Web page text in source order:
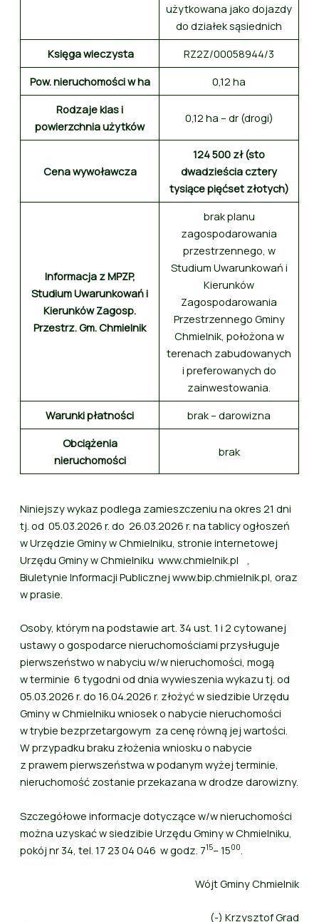
użytkowana jako dojazdy
do działek sąsiednich
Księga wieczysta
RZ2Z/00058944/3
Pow. nieruchomości w ha
0,12 ha
Rodzaje klas i
powierzchnia użytków
0,12 ha – dr (drogi)
Cena wywoławcza
124 500 zł (sto
dwadzieścia cztery
tysiące pięćset złotych)
Informacja z MPZP,
Studium Uwarunkowań i
Kierunków Zagosp.
Przestrz. Gm. Chmielnik
brak planu
zagospodarowania
przestrzennego, w
Studium Uwarunkowań i
Kierunków
Zagospodarowania
Przestrzennego Gminy
Chmielnik, położona w
terenach zabudowanych
i preferowanych do
zainwestowania.
Warunki płatności
brak – darowizna
Obciążenia
nieruchomości
brak
Niniejszy wykaz podlega zamieszczeniu na okres 21 dni
tj. od 05.03.2026 r. do 26.03.2026 r. na tablicy ogłoszeń
w Urzędzie Gminy w Chmielniku, stronie internetowej
Urzędu Gminy w Chmielniku www.chmielnik.pl ,
Biuletynie Informacji Publicznej www.bip.chmielnik.pl, oraz
w prasie.
Osoby, którym na podstawie art. 34 ust. 1 i 2 cytowanej
ustawy o gospodarce nieruchomościami przysługuje
pierwszeństwo w nabyciu w/w nieruchomości, mogą
w terminie 6 tygodni od dnia wywieszenia wykazu tj. od
05.03.2026 r. do 16.04.2026 r. złożyć w siedzibie Urzędu
Gminy w Chmielniku wniosek o nabycie nieruchomości
w trybie bezprzetargowym za cenę równą jej wartości.
W przypadku braku złożenia wniosku o nabycie
z prawem pierwszeństwa w podanym wyżej terminie,
nieruchomość zostanie przekazana w drodze darowizny.
Szczegółowe informacje dotyczące w/w nieruchomości
można uzyskać w siedzibie Urzędu Gminy w Chmielniku,
pokój nr 34, tel. 17 23 04 046 w godz. 715– 1500
Wójt Gminy Chmielnik
(-) Krzysztof Grad